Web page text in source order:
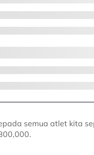
semua atlet kita